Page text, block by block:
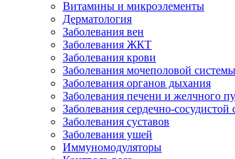
Витамины и микроэлементы
Дерматология
Заболевания вен
Заболевания ЖКТ
Заболевания крови
Заболевания мочеполовой системы
Заболевания органов дыхания
Заболевания печени и желчного
Заболевания сердечно-сосудистой
Заболевания суставов
Заболевания ушей
Иммуномодуляторы